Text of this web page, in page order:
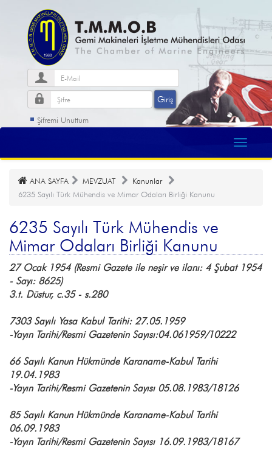
Şifremi Unuttum
ANA SAYFA MEVZUAT
Kanunlar
6235 Sayılı Türk Mühendis ve Mimar Odaları Birliği Kanunu
6235 Sayılı Türk Mühendis ve
Mimar Odaları Birliği Kanunu
27 Ocak 1954 (Resmi Gazete ile neşir ve ilanı: 4 Şubat 1954
- Sayı: 8625)
3.t. Düstur, c.35 - s.280
7303 Sayılı Yasa Kabul Tarihi: 27.05.1959
-Yayın Tarihi/Resmi Gazetenin Sayısı:04.061959/10222
66 Sayılı Kanun Hükmünde Karaname-Kabul Tarihi
19.04.1983
-Yayın Tarihi/Resmi Gazetenin Sayısı 05.08.1983/18126
85 Sayılı Kanun Hükmünde Karaname-Kabul Tarihi
06.09.1983
-Yayın Tarihi/Resmi Gazetenin Sayısı 16.09.1983/18167